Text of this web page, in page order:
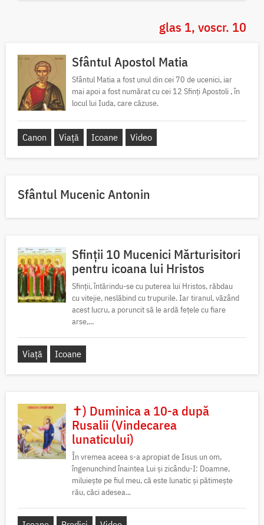
glas 1, voscr. 10
Sfântul Apostol Matia
Sfântul Matia a fost unul din cei 70 de ucenici, iar
mai apoi a fost numărat cu cei 12 Sfinți Apostoli , în
locul lui Iuda, care căzuse.
Canon Viață Icoane Video
Sfântul Mucenic Antonin
Sfinții 10 Mucenici Mărturisitori
pentru icoana lui Hristos
Sfinții, întărindu-se cu puterea lui Hristos, răbdau
cu vitejie, neslăbind cu trupurile. Iar tiranul, văzând
acest lucru, a poruncit să le ardă fețele cu fiare
arse,...
Viață Icoane
✝) Duminica a 10-a după
Rusalii (Vindecarea
lunaticului)
În vremea aceea s-a apropiat de Iisus un om,
îngenunchind înaintea Lui și zicându-I: Doamne,
miluiește pe fiul meu, că este lunatic și pătimește
rău, căci adesea...